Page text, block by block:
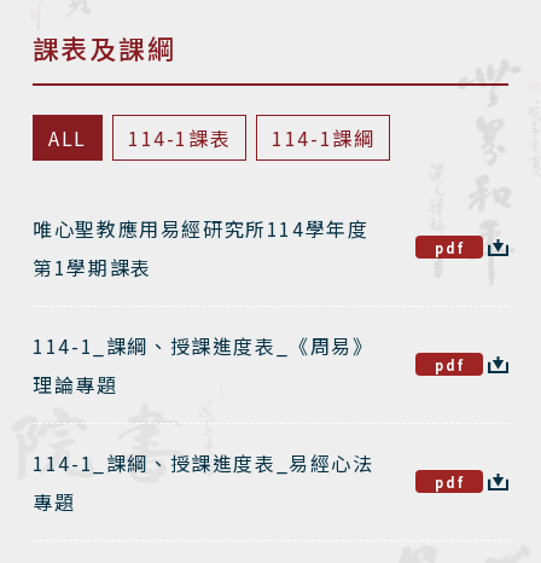
課表及課綱
ALL 114-1課表 114-1課綱
唯心聖教應用易經研究所114學年度
第1學期課表
pdf
114-1_課綱、授課進度表_《周易》
理論專題
pdf
114-1_課綱、授課進度表_易經心法
專題
pdf